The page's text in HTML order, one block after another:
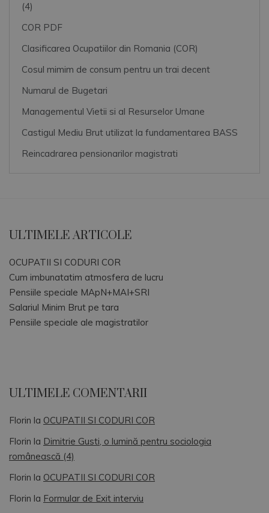
(4)
COR PDF
Clasificarea Ocupatiilor din Romania (COR)
Cosul mimim de consum pentru un trai decent
Numarul de Bugetari
Managementul Vietii si al Resurselor Umane
Castigul Mediu Brut utilizat la fundamentarea BASS
Reincadrarea pensionarilor magistrati
ULTIMELE ARTICOLE
OCUPATII SI CODURI COR
Cum imbunatatim atmosfera de lucru
Pensiile speciale MApN+MAI+SRI
Salariul Minim Brut pe tara
Pensiile speciale ale magistratilor
ULTIMELE COMENTARII
Florin la OCUPATII SI CODURI COR
Florin la Dimitrie Gusti, o lumină pentru sociologia
românească (4)
Florin la OCUPATII SI CODURI COR
Florin la Formular de Exit interviu